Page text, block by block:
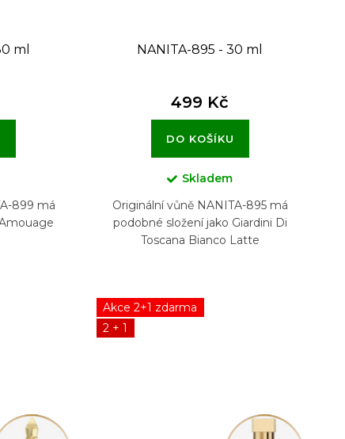
ml
899 má
NANITA-895 - 30 ml
499 Kč
DO KOŠÍKU
Skladem
Originální vůně NANITA-895 má
podobné složení jako Giardini Di
Toscana Bianco Latte
Akce 2+1 zdarma
2 + 1